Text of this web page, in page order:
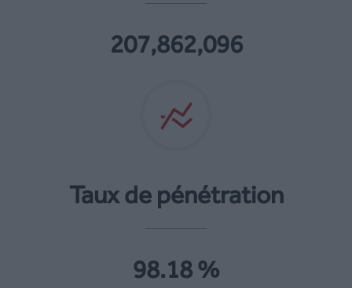
207,862,096
Taux de pénétration
98.18 %